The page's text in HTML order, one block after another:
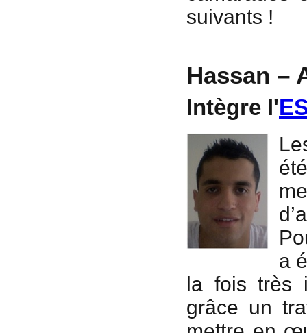
suivants !
Hassan –
Intègre l'
a
la fois très
grâce un